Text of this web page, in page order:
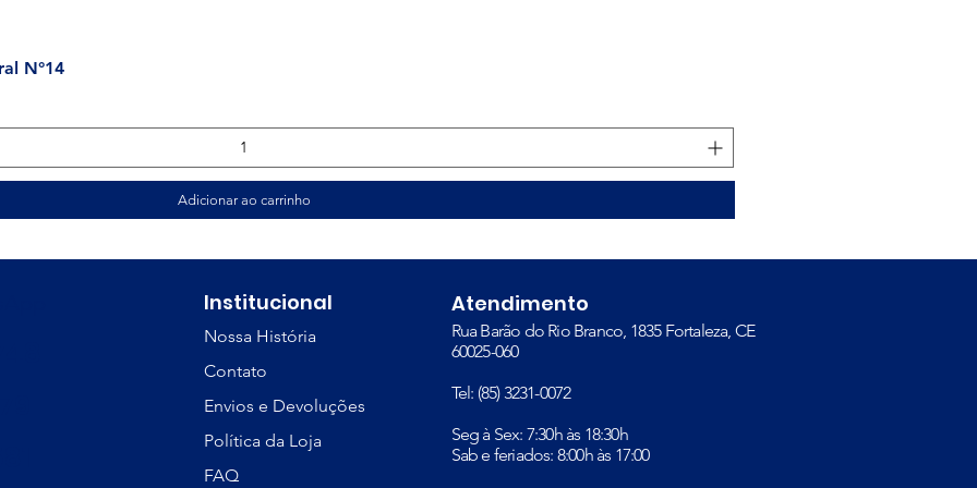
N°14
Adicionar ao carrinho
Institucional
Nossa História
Contato
Envios e Devoluções
Política da Loja
FAQ
Atendimento
Rua Barão do Rio Branco, 1835 Fortaleza, CE
60025-060​
Tel: (85) 3231-0072
​Seg à Sex: 7:30h às 18:30h
Sab e feriados: 8:00h às 17:00